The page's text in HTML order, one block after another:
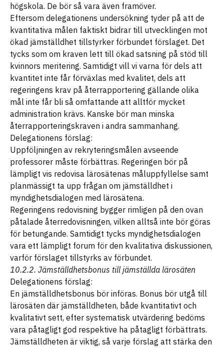
högskola. De bör så vara även framöver.
Eftersom delegationens undersökning tyder på att de
kvantitativa målen faktiskt bidrar till utvecklingen mot
ökad jämställdhet tillstyrker förbundet förslaget. Det
tycks som om kraven lett till ökad satsning på stöd till
kvinnors meritering. Samtidigt vill vi varna för dels att
kvantitet inte får förväxlas med kvalitet, dels att
regeringens krav på återrapportering gällande olika
mål inte får bli så omfattande att alltför mycket
administration krävs. Kanske bör man minska
återrapporteringskraven i andra sammanhang.
Delegationens förslag:
Uppföljningen av rekryteringsmålen avseende
professorer måste förbättras. Regeringen bör på
lämpligt vis redovisa lärosätenas måluppfyllelse samt
planmässigt ta upp frågan om jämställdhet i
myndighetsdialogen med lärosätena.
Regeringens redovisning bygger rimligen på den ovan
påtalade återredovisningen, vilken alltså inte bör göras
för betungande. Samtidigt tycks myndighetsdialogen
vara ett lämpligt forum för den kvalitativa diskussionen,
varför förslaget tillstyrks av förbundet.
10.2.2. Jämställdhetsbonus till jämställda lärosäten
Delegationens förslag:
En jämställdhetsbonus bör införas. Bonus bör utgå till
lärosäten där jämställdheten, både kvantitativt och
kvalitativt sett, efter systematisk utvärdering bedöms
vara påtagligt god respektive ha påtagligt förbättrats.
Jämställdheten är viktig, så varje förslag att stärka den